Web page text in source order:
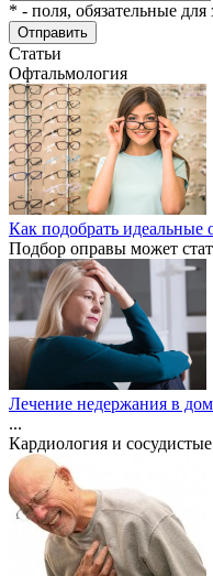
* - поля, обязательные для
Статьи
Офтальмология
Как подобрать идеальные
Подбор оправы может
Лечение недержания в
...
Кардиология и